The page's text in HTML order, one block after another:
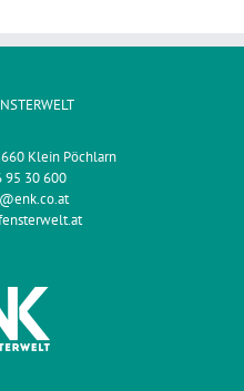
Klein Pöchlarn
95 30 600